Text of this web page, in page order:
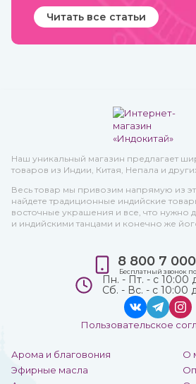
Читать все статьи
Наш уникальный магазин предлагает
товаров из Индии, Китая, Непала и
Весь товар мы привозим напрямую из
найдете традиционные индийские
восточные украшения и все, что нужно
и индийскими танцами и конечно же
Арома и благовония
Эфирные масла
О
8 800 7
Бесплатный звонок
Пн. - Пт. - с 10:00
Сб. - Вс. - с 10:00
Пользовательское